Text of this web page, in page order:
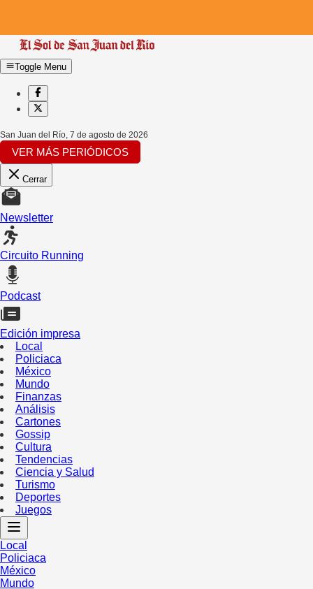
Toggle Menu
San Juan del Río, 7 de agosto de 2026
VER MÁS PERIÓDICOS
Cerrar
Newsletter
Circuito Running
Podcast
Edición impresa
Local
Policiaca
México
Mundo
Finanzas
Análisis
Cartones
Gossip
Cultura
Tendencias
Ciencia y Salud
Turismo
Deportes
Juegos
Local
Policiaca
México
Mundo